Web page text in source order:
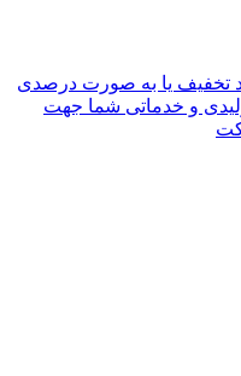
تخفیف یا به صورت درصدی
و خدماتی شما جهت